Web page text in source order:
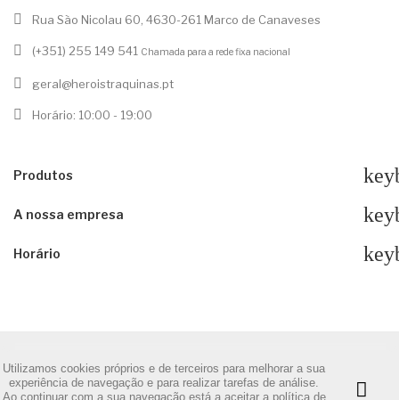
Rua São Nicolau 60, 4630-261 Marco de Canaveses
(+351) 255 149 541 Chamada para a rede fixa nacional
geral@heroistraquinas.pt
Horário: 10:00 - 19:00
Produtos
A nossa empresa
Horário
Utilizamos cookies próprios e de terceiros para melhorar a sua
experiência de navegação e para realizar tarefas de análise.
Ao continuar com a sua navegação está a aceitar a política de
© 2020 - Heróis Traquinas, Lda.